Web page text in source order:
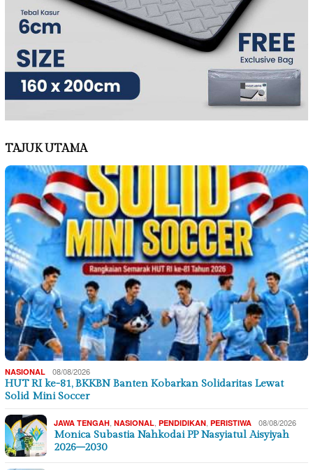
TAJUK UTAMA
NASIONAL 08/08/2026
HUT RI ke-81, BKKBN Banten Kobarkan Solidaritas Lewat
Solid Mini Soccer
JAWA TENGAH, NASIONAL, PENDIDIKAN, PERISTIWA 08/08/2026
Monica Subastia Nahkodai PP Nasyiatul Aisyiyah
2026–2030